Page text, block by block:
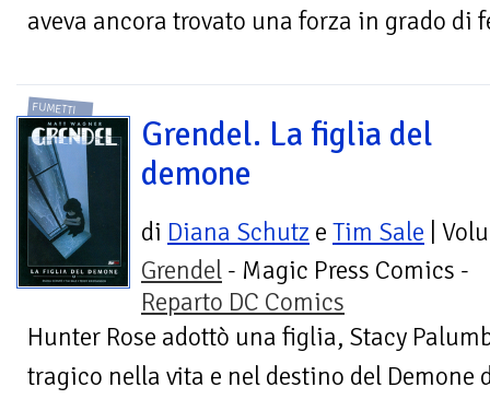
aveva ancora trovato una forza in grado di
FUMETTI
Grendel. La figlia del
demone
di Diana Schutz e Tim Sale |
Grendel - Magic Press Comics -
Reparto DC Comics
Hunter Rose adottò una figlia, Stacy
tragico nella vita e nel destino del Demone